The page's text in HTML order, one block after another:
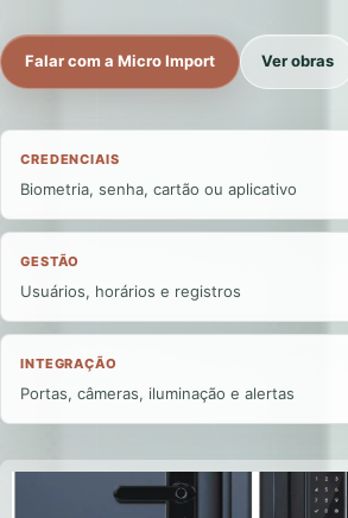
Falar com a Micro Import Ver obras
CREDENCIAIS
Biometria, senha, cartão ou aplicativo
GESTÃO
Usuários, horários e registros
INTEGRAÇÃO
Portas, câmeras, iluminação e alertas